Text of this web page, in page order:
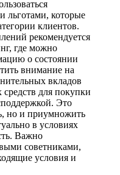
льготами, которые
клиентов.
рекомендуется
где можно
о состоянии
внимание на
вкладов
для покупки
Это
но и приумножить
в условиях
Важно
советниками,
условия и